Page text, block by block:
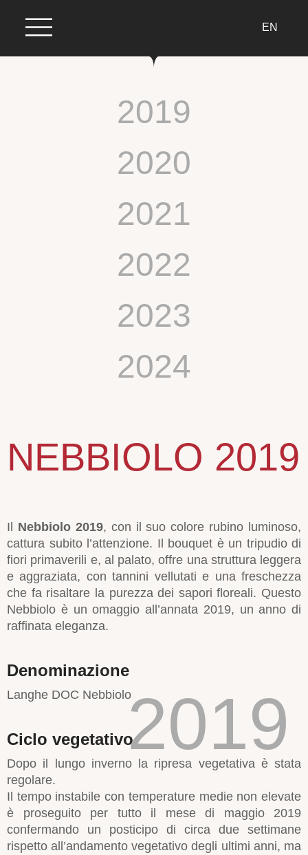
EN
2019
2020
2021
2022
2023
2024
NEBBIOLO 2019
2019
Il Nebbiolo 2019, con il suo colore rubino luminoso,
cattura subito l’attenzione. Il bouquet è un tripudio di
fiori primaverili e, al palato, offre una struttura leggera
e aggraziata, con tannini vellutati e una freschezza
che fa risaltare la purezza dei sapori floreali. Questo
Nebbiolo è un omaggio all’annata 2019, un anno di
raffinata eleganza.
Denominazione
Langhe DOC Nebbiolo
Ciclo vegetativo
Dopo il lungo inverno la ripresa vegetativa è stata
regolare.
Il tempo instabile con temperature medie non elevate
è proseguito per tutto il mese di maggio 2019
confermando un posticipo di circa due settimane
rispetto all’andamento vegetativo degli ultimi anni, ma